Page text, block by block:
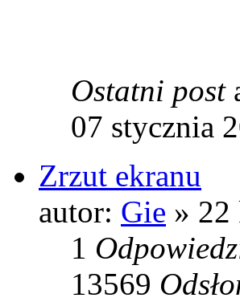
Ostatni post
07 stycznia
Zrzut ekranu
autor: Gie » 22
1
13569